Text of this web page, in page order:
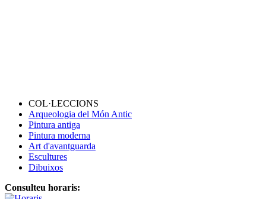
COL·LECCIONS
Arqueologia del Món Antic
Pintura antiga
Pintura moderna
Art d'avantguarda
Escultures
Dibuixos
Consulteu horaris: